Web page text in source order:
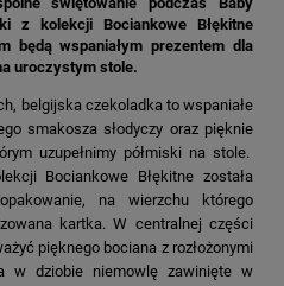
z kolekcji Bociankowe Błękitne
będą wspaniałym prezentem dla
uroczystym stole.
belgijska czekoladka to wspaniałe
smakosza słodyczy oraz pięknie
uzupełnimy półmiski na stole.
Bociankowe Błękitne została
na wierzchu którego
kartka. W centralnej części
pięknego bociana z rozłożonymi
w dziobie niemowlę zawinięte w